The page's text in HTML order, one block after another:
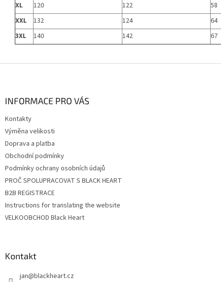
XL
120 122
58
XXL
132 124
64
3XL
140 142 67
INFORMACE PRO VÁS
Kontakty
Výměna velikosti
Doprava a platba
Obchodní podmínky
Podmínky ochrany osobních údajů
PROČ SPOLUPRACOVAT S BLACK HEART
B2B REGISTRACE
Instructions for translating the website
VELKOOBCHOD Black Heart
Kontakt
jan@blackheart.cz